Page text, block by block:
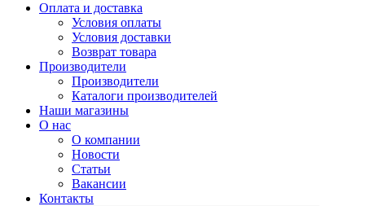
Оплата и доставка
Условия оплаты
Условия доставки
Возврат товара
Производители
Производители
Каталоги производителей
Наши магазины
О нас
О компании
Новости
Статьи
Вакансии
Контакты